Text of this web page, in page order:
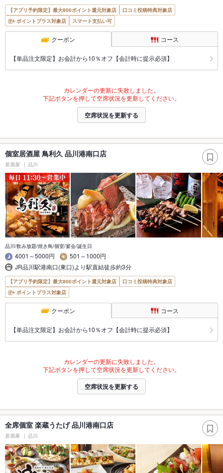
【アプリ予約限定】最大800ポイント還元対象店
口コミ投稿特典対象店
ポイントプラス対象店
スマート支払い可
クーポン コース
【単品注文限定】お会計から10％オフ【会計時に提示必須】
カレンダーの更新に失敗しました。
下記ボタンを押して空席状況を更新してください。
空席状況を更新する
個室居酒屋 鳥利久 品川港南口店
居酒屋 品川
品川/飲み放題/焼き鳥/個室/宴会/誕生日
4001～5000円
501～1000円
JR品川駅港南口(東口)より駅直結徒歩約3分
【アプリ予約限定】最大800ポイント還元対象店
口コミ投稿特典対象店
ポイントプラス対象店
クーポン コース
【単品注文限定】お会計から10％オフ【会計時に提示必須】
カレンダーの更新に失敗しました。
下記ボタンを押して空席状況を更新してください。
空席状況を更新する
全席個室 楽蔵うたげ 品川港南口店
居酒屋 品川